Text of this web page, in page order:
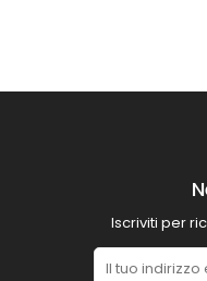
Iscriviti per